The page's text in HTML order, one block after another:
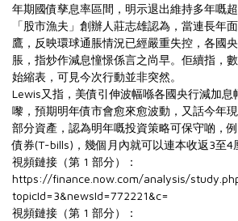
年期國債孳息率區間，明示退出維持多年嘅超
「股市漁夫」創辦人莊志雄認為，當連長年
鷹，反映環球通脹情況已經嚴重失控，各國
脹，指炒作減息憧憬係言之尚早。佢續指，
始縮表，可見今次行動並非突然。
Lewis又指，美債引伸波幅喺各國央行減加息
嚟，預期明年債市會愈來愈波動，又話今年
部分資產，認為明年嘅投資策略可保守啲，
債券(T-bills)，幾個月內就可以連本收返3至4
視頻鏈接（第 1 部分）：
https://finance.now.com/analysis/
topicId=3&newsId=772221&c=
視頻鏈接（第 1 部分）：